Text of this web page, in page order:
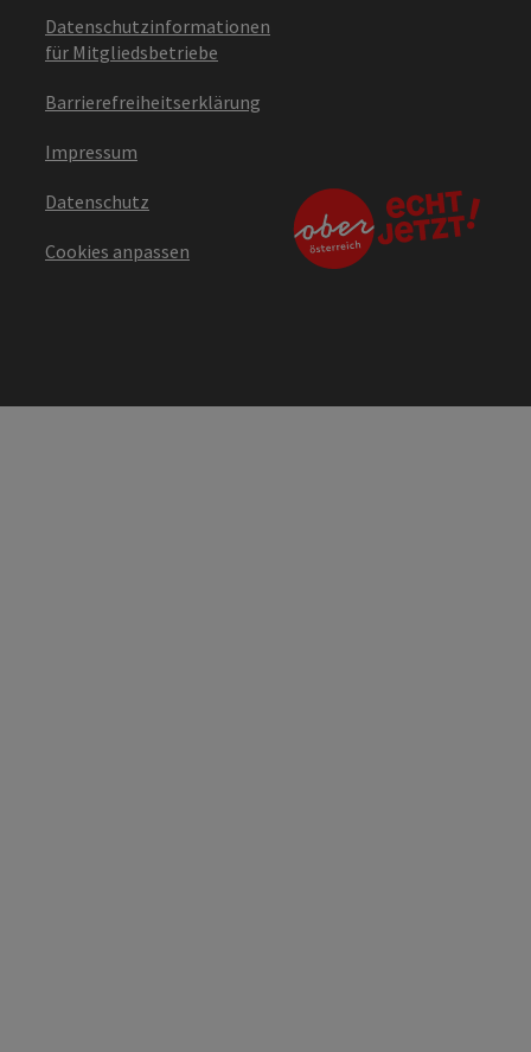
Datenschutzinformationen
für Mitgliedsbetriebe
Barrierefreiheitserklärung
Impressum
Datenschutz
Cookies anpassen